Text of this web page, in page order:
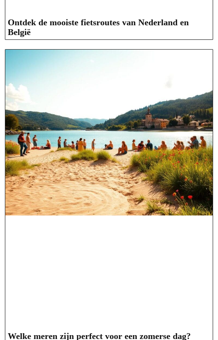
Ontdek de mooiste fietsroutes van Nederland en
België
Welke meren zijn perfect voor een zomerse dag?